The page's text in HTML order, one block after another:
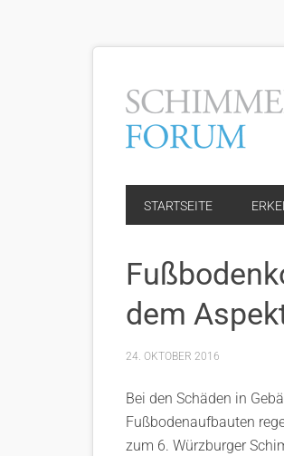
STARTSEITE
dem
24. OKTOBER 2016
Bei den Schäden in
Fußbodenaufbauten
zum 6. Würzburger